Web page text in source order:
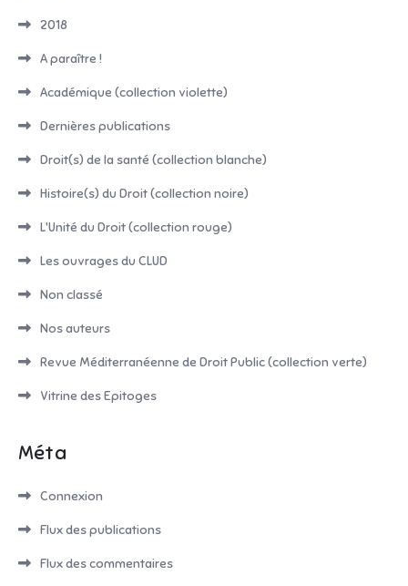
2018
A paraître !
Académique (collection violette)
Dernières publications
Droit(s) de la santé (collection blanche)
Histoire(s) du Droit (collection noire)
L'Unité du Droit (collection rouge)
Les ouvrages du CLUD
Non classé
Nos auteurs
Revue Méditerranéenne de Droit Public (collection verte)
Vitrine des Epitoges
Méta
Connexion
Flux des publications
Flux des commentaires